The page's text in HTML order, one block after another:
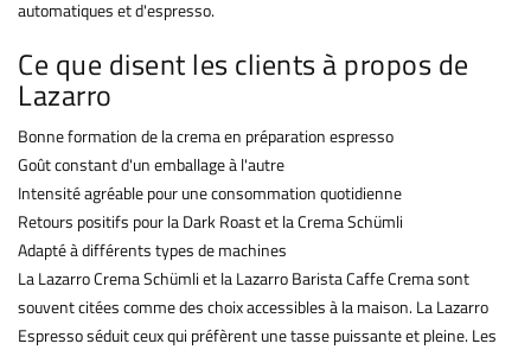
automatiques et d'espresso.
Ce que disent les clients à propos de
Lazarro
Bonne formation de la crema en préparation espresso
Goût constant d'un emballage à l'autre
Intensité agréable pour une consommation quotidienne
Retours positifs pour la Dark Roast et la Crema Schümli
Adapté à différents types de machines
La Lazarro Crema Schümli et la Lazarro Barista Caffe Crema sont
souvent citées comme des choix accessibles à la maison. La Lazarro
Espresso séduit ceux qui préfèrent une tasse puissante et pleine. Les